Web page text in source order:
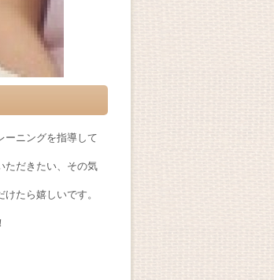
ーニングを指導して
ただきたい、その気
たら嬉しいです。